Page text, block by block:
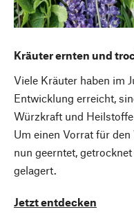
Kräuter ernten und
Viele Kräuter haben im
Entwicklung erreicht,
Würzkraft und
Um einen Vorrat für
nun geerntet,
gelagert.
Jetzt entdecken